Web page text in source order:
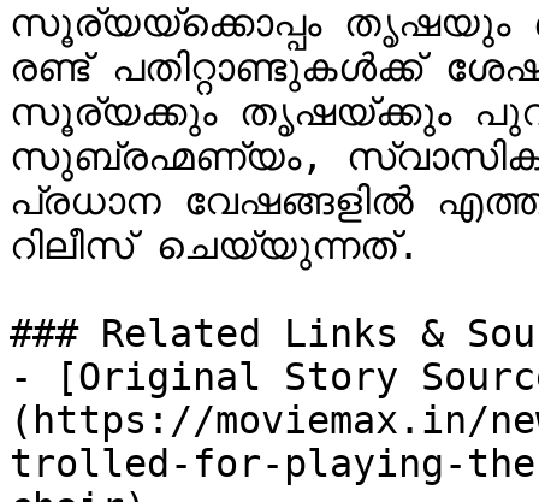
സൂര്യയ്ക്കൊപ്പം തൃഷയും
രണ്ട് പതിറ്റാണ്ടുകള്‍ക്ക്
സൂര്യക്കും തൃഷയ്ക്കും
സുബ്രഹ്മണ്യം, സ്വാസിക,
പ്രധാന വേഷങ്ങളിൽ
റിലീസ് ചെയ്യുന്നത്.
### Related Links &
- [Original Story
(https://moviemax.in/
trolled-for-playing-